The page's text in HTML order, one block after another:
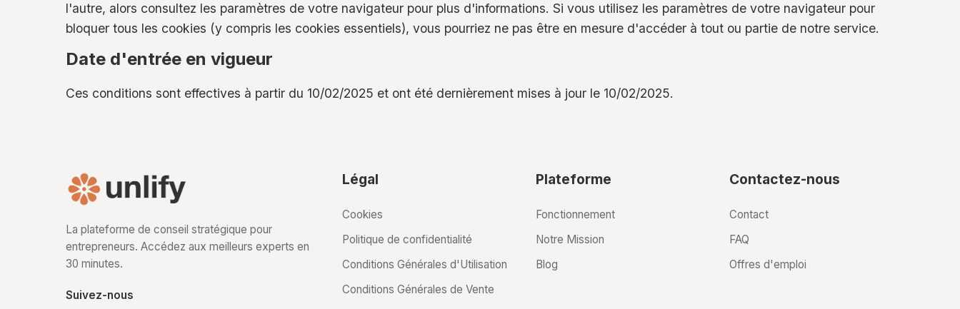
l'autre, alors consultez les paramètres de votre navigateur pour plus d'informations. Si vous utilisez les paramètres de votre navigateur pour
bloquer tous les cookies (y compris les cookies essentiels), vous pourriez ne pas être en mesure d'accéder à tout ou partie de notre service.
Date d'entrée en vigueur
Ces conditions sont effectives à partir du 10/02/2025 et ont été dernièrement mises à jour le 10/02/2025.
La plateforme de conseil stratégique pour
entrepreneurs. Accédez aux meilleurs experts en
30 minutes.
Suivez-nous
Légal
Cookies
Politique de confidentialité
Conditions Générales d'Utilisation
Conditions Générales de Vente
Plateforme
Fonctionnement
Notre Mission
Blog
Contactez-nous
Contact
FAQ
Offres d'emploi